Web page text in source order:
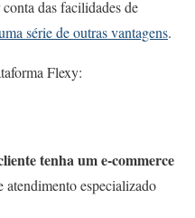
das facilidades de
série de outras vantagens.
Flexy:
tenha um e-commerce
atendimento especializado